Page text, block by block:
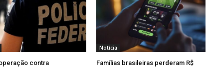
contra
Notícia
Famílias brasileiras perderam R$